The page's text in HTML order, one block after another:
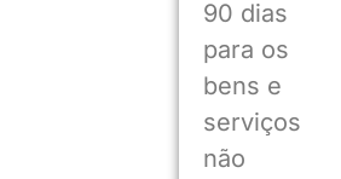
90 dias
para os
bens e
serviços
não